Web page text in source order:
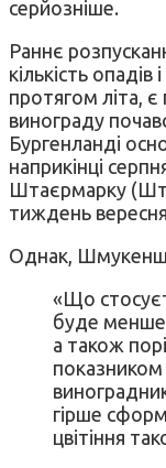
серйозніше.
Раннє
кількість опадів
протягом літа,
винограду
Бургенланді
наприкінці
Штаєрмарку
тиждень
Однак,
«Що
буде менше
а також
показником
гірше
цвітіння